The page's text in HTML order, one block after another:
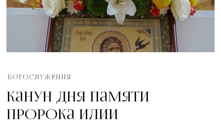
БОГОСЛУЖЕНИЯ
Канун дня памяти
пророка Илии